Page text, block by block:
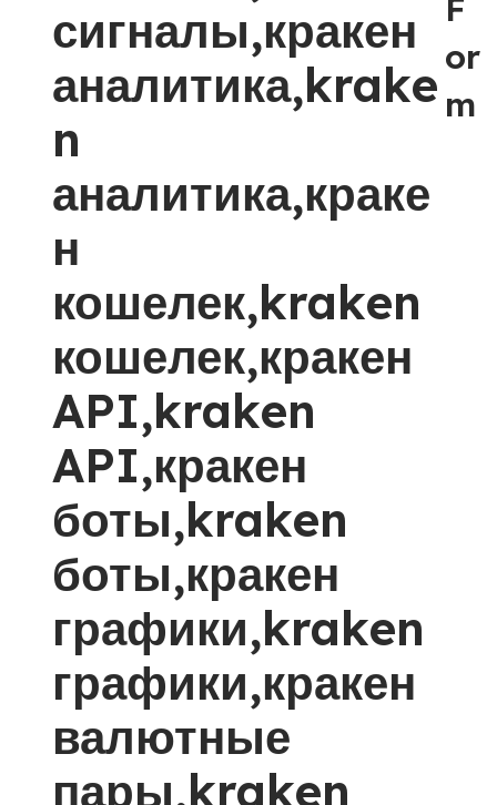
сигналы,кракен
аналитика,krake
n
аналитика,краке
н
кошелек,kraken
кошелек,кракен
API,kraken
API,кракен
боты,kraken
боты,кракен
графики,kraken
графики,кракен
валютные
пары,kraken
F
or
m